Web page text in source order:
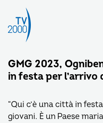
GMG 2023,
in festa per l’arrivo
“Qui c’è una città in
giovani. È un Paese